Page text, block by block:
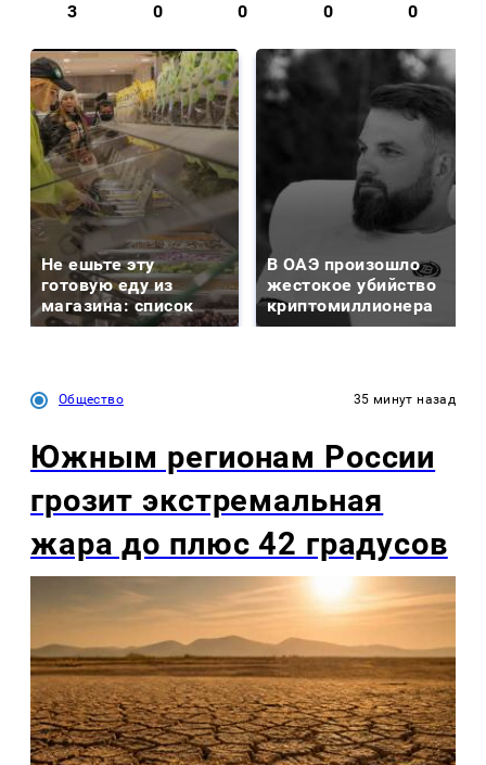
3 0 0 0 0
Не ешьте эту
готовую еду из
магазина: список
В ОАЭ произошло
жестокое убийство
криптомиллионера
Общество 35 минут назад
Южным регионам России
грозит экстремальная
жара до плюс 42 градусов